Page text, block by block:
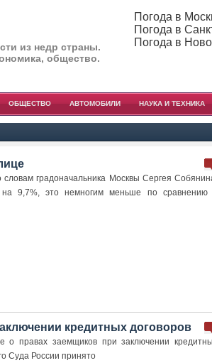
из недр страны.
общество.
Погода в
Погода в
Погода в
ОБЩЕСТВО АВТОМОБИЛИ НАУКА И ТЕХНИКА
градоначальника Москвы Сергея
9,7%, это немногим меньше по сравнению
кредитных договоров
о правах заемщиков при заключении
Суда России принято